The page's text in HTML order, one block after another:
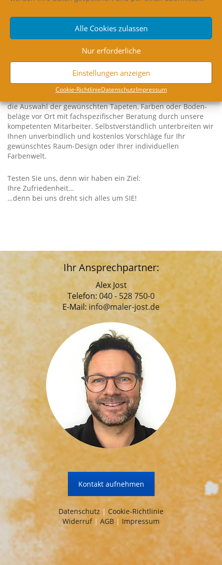
Alle Cookies zulassen
Nur erforderliche
Einstellungen anzeigen
Coo­kie-Richt­li­nieDaten­schutzImpres­sum
Unse­re Mus­ter­ka­ta­lo­ge und Farb­fä­cher ermög­li­chen Ihnen
die Aus­wahl der gewünschten Tape­ten, Far­ben oder Boden­
be­lä­ge vor Ort mit fach­spe­zi­fi­scher Bera­tung durch unse­re
kom­pe­ten­ten Mit­ar­bei­ter. Selbst­ver­ständ­lich unter­brei­ten wir
Ihnen unver­bind­lich und kos­ten­los Vor­schlä­ge für Ihr
gewünschtes Raum-Design oder Ihrer indi­vi­du­el­len
Farbenwelt.
Tes­ten Sie uns, denn wir haben ein Ziel:
Ihre Zufriedenheit…
…denn bei uns dreht sich alles um SIE!
Ihr Ansprechpartner:
Alex Jost
Telefon: 040 - 528 750-0
E-Mail: info@maler-jost.de
Kontakt aufnehmen
Datenschutz| Cookie-Richtlinie
Widerruf| AGB | Impressum